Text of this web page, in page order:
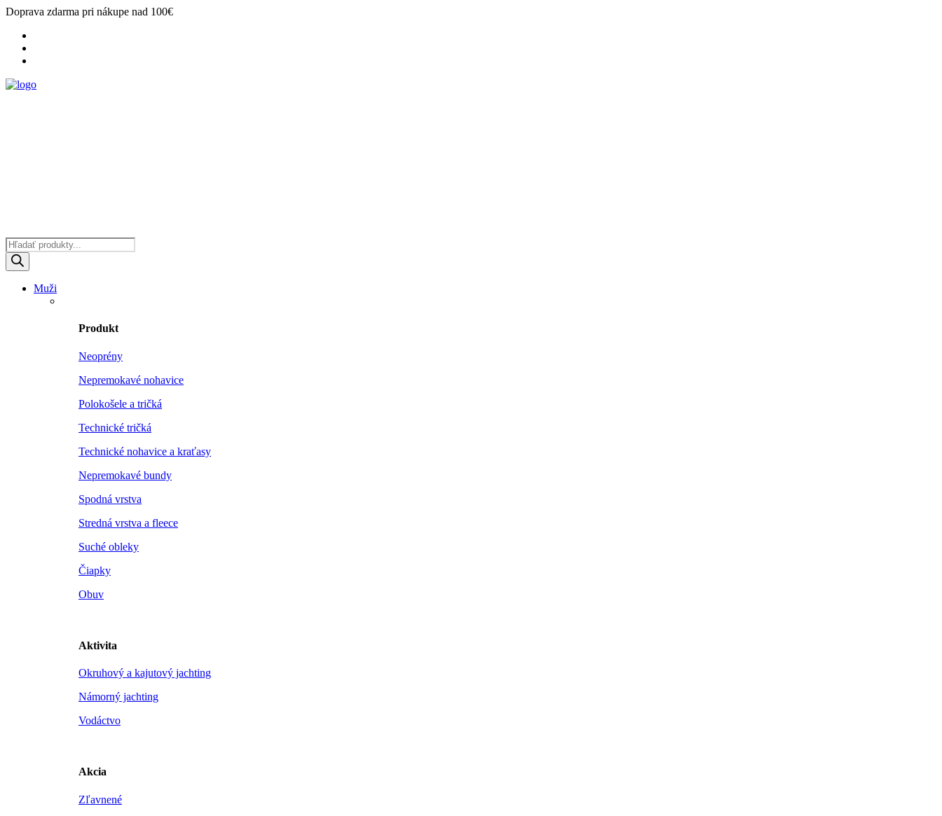
Doprava zdarma pri nákupe nad 100€
Products
search
Muži
Produkt
Neoprény
Nepremokavé nohavice
Polokošele a tričká
Technické tričká
Technické nohavice a kraťasy
Nepremokavé bundy
Spodná vrstva
Stredná vrstva a fleece
Suché obleky
Čiapky
Obuv
Aktivita
Okruhový a kajutový jachting
Námorný jachting
Vodáctvo
Akcia
Zľavnené